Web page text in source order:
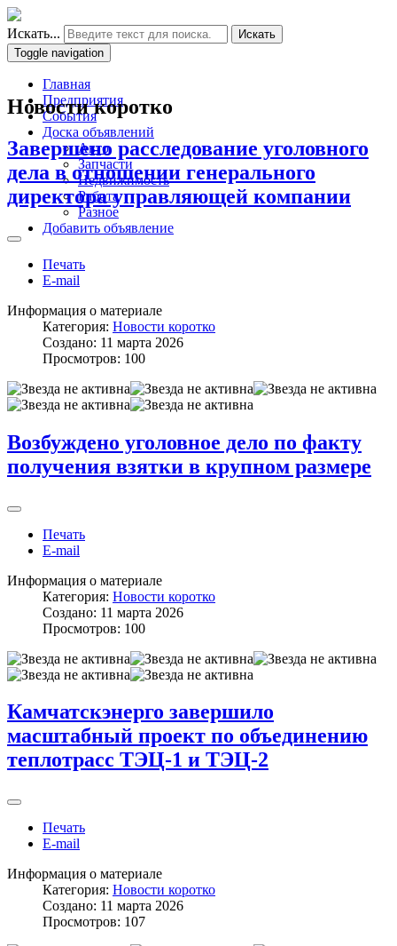
Искать...
Искать
Toggle navigation
Главная
Предприятия
События
Доска объявлений
Авто
Запчасти
Недвижимость
Работа
Разное
Добавить объявление
Новости коротко
Завершено расследование уголовного
дела в отношении генерального
директора управляющей компании
Печать
E-mail
Информация о материале
Категория: Новости коротко
Создано: 11 марта 2026
Просмотров: 100
Возбуждено уголовное дело по факту
получения взятки в крупном размере
Печать
E-mail
Информация о материале
Категория: Новости коротко
Создано: 11 марта 2026
Просмотров: 100
Камчатскэнерго завершило
масштабный проект по объединению
теплотрасс ТЭЦ-1 и ТЭЦ-2
Печать
E-mail
Информация о материале
Категория: Новости коротко
Создано: 11 марта 2026
Просмотров: 107